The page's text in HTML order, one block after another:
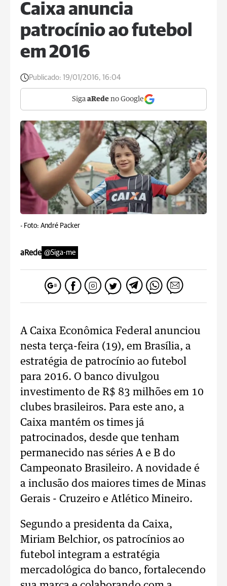
Caixa anuncia
patrocínio ao futebol
em 2016
Publicado: 19/01/2016, 16:04
Siga aRede no Google
- Foto: André Packer
aRede @Siga-me
A Caixa Econômica Federal anunciou
nesta terça-feira (19), em Brasília, a
estratégia de patrocínio ao futebol
para 2016. O banco divulgou
investimento de R$ 83 milhões em 10
clubes brasileiros. Para este ano, a
Caixa mantém os times já
patrocinados, desde que tenham
permanecido nas séries A e B do
Campeonato Brasileiro. A novidade é
a inclusão dos maiores times de Minas
Gerais - Cruzeiro e Atlético Mineiro.
Segundo a presidenta da Caixa,
Miriam Belchior, os patrocínios ao
futebol integram a estratégia
mercadológica do banco, fortalecendo